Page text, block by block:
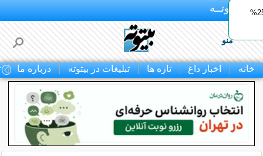
بـیتوتــه
منو
خانه اخبار داغ تازه ها تبلیغات در بیتوته درباره ما
ایمپلنت اقساطی با ضمانت مادام‌العمر+ 25%